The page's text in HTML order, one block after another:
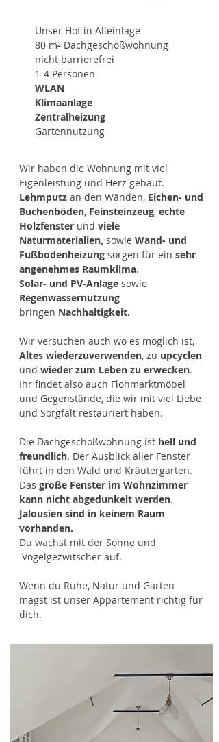
Unser Hof in Alleinlage
80 m² Dachgeschoßwohnung
nicht barrierefrei
1-4 Personen
WLAN
Klimaanlage
Zentralheizung
​Gartennutzung
Wir haben die Wohnung mit viel
Eigenleistung und Herz gebaut.
Lehmputz an den Wänden, Eichen- und
Buchenböden, Feinsteinzeug, echte
Holzfenster und viele
Naturmaterialien, sowie Wand- und
Fußbodenheizung sorgen für ein sehr
angenehmes Raumklima.​
Solar- und PV-Anlage sowie
Regenwassernutzung
bringen Nachhaltigkeit.
Wir versuchen auch wo es möglich ist,
Altes wiederzuverwenden, zu upcyclen
und wieder zum Leben zu erwecken.
Ihr findet also auch Flohmarktmöbel
und Gegenstände, die wir mit viel Liebe
und Sorgfalt restauriert haben.
Die Dachgeschoßwohnung ist hell und
freundlich. Der Ausblick aller Fenster
führt in den Wald und Kräutergarten.
Das große Fenster im Wohnzimmer
kann nicht abgedunkelt werden.
Jalousien sind in keinem Raum
vorhanden.
Du wachst mit der Sonne und
Vogelgezwitscher auf.
Wenn du Ruhe, Natur und Garten
magst ist unser Appartement richtig für
dich.